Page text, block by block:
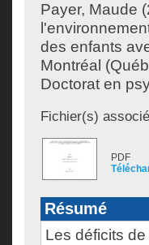
Payer, Maude
des enfants
Montréal
Doctorat en
Fichier(s)
PDF
Résumé
Les déficits